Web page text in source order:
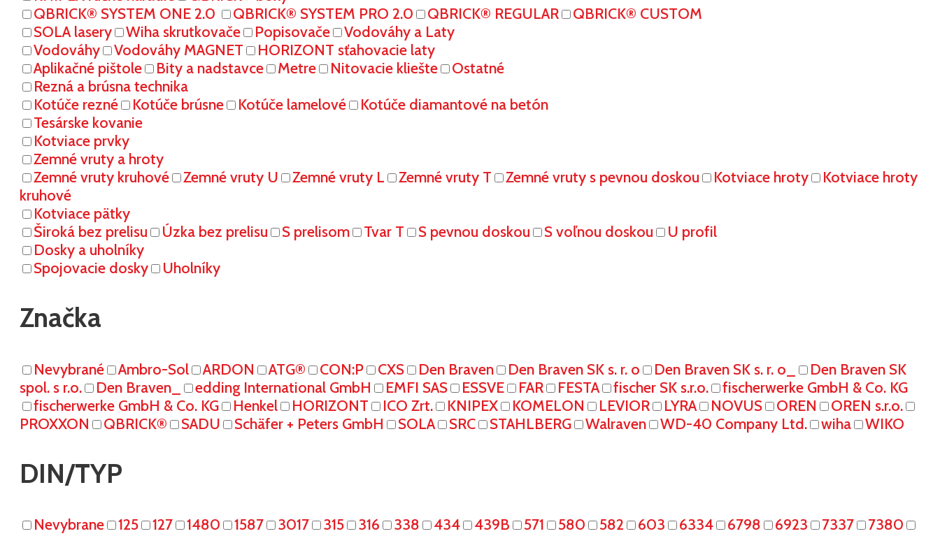
QBRICK® SYSTEM ONE 2.0
QBRICK® SYSTEM PRO 2.0 QBRICK® REGULAR
QBRICK® CUSTOM
SOLA lasery
Wiha skrutkovače Popisovače
Vodováhy a Laty
Vodováhy
Vodováhy MAGNET
HORIZONT sťahovacie laty
Aplikačné pištole
Bity a nadstavce Metre Nitovacie kliešte
Ostatné
Rezná a brúsna technika
Kotúče rezné
Kotúče brúsne Kotúče lamelové
Kotúče diamantové na betón
Tesárske kovanie
Kotviace prvky
Zemné vruty a hroty
Zemné vruty kruhové
Zemné vruty U Zemné vruty L Zemné vruty T Zemné vruty s pevnou doskou Kotviace hroty
Kotviace hroty
kruhové
Kotviace pätky
Široká bez prelisu
Úzka bez prelisu S prelisom Tvar T S pevnou doskou S voľnou doskou
U profil
Dosky a uholníky
Spojovacie dosky
Uholníky
Značka
Nevybrané Ambro-Sol ARDON ATG® CON:P CXS Den Braven Den Braven SK s. r. o Den Braven SK s. r. o_
Den Braven SK
spol. s r.o.
Den Braven_ edding International GmbH EMFI SAS ESSVE FAR FESTA fischer SK s.r.o.
fischerwerke GmbH & Co. KG
fischerwerke GmbH & Co. KG
Henkel HORIZONT ICO Zrt. KNIPEX KOMELON LEVIOR LYRA NOVUS OREN
OREN s.r.o.
PROXXON
QBRICK® SADU Schäfer + Peters GmbH SOLA SRC STAHLBERG Walraven WD-40 Company Ltd. wiha WIKO
DIN/TYP
Nevybrane 125 127 1480 1587 3017 315 316 338 434 439B 571 580 582 603 6334 6798 6923 7337
7380